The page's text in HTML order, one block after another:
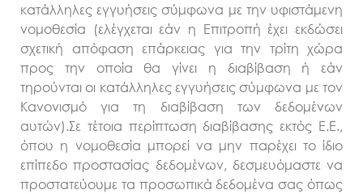
κατάλληλες εγγυήσεις σύμφωνα με την υφιστάμενη
νομοθεσία (ελέγχεται εάν η Επιτροπή έχει εκδώσει
σχετική απόφαση επάρκειας για την τρίτη χώρα
προς την οποία θα γίνει η διαβίβαση ή εάν
τηρούνται οι κατάλληλες εγγυήσεις σύμφωνα με τον
Κανονισμό για τη διαβίβαση των δεδομένων
αυτών).Σε τέτοια περίπτωση διαβίβασης εκτός Ε.Ε.,
όπου η νομοθεσία μπορεί να μην παρέχει το ίδιο
επίπεδο προστασίας δεδομένων, δεσμευόμαστε να
προστατεύουμε τα προσωπικά δεδομένα σας όπως